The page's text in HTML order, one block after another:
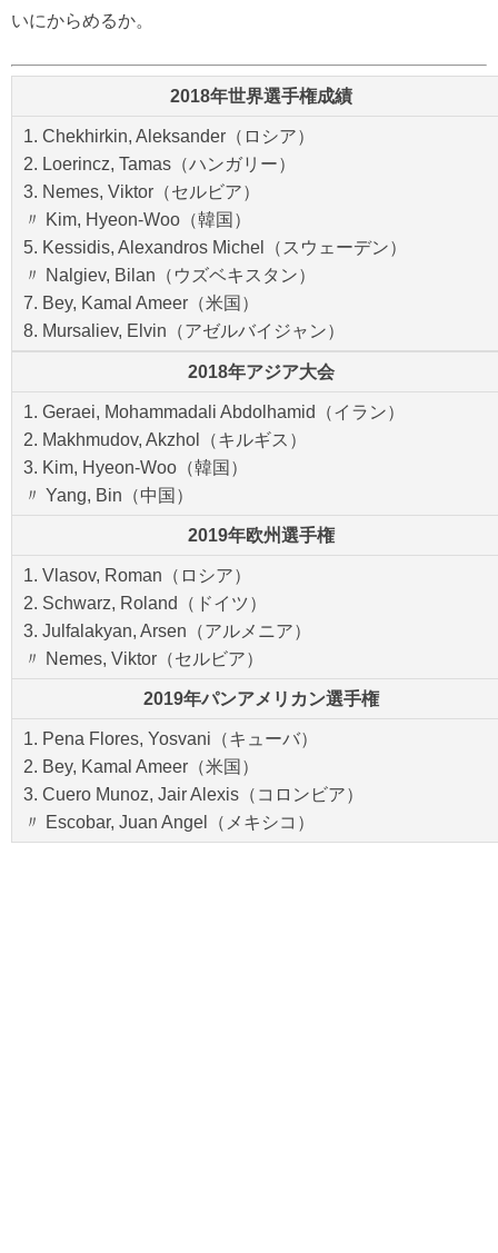
いにからめるか。
2018年世界選手権成績
1. Chekhirkin, Aleksander（ロシア）
2. Loerincz, Tamas（ハンガリー）
3. Nemes, Viktor（セルビア）
〃 Kim, Hyeon-Woo（韓国）
5. Kessidis, Alexandros Michel（スウェーデン）
〃 Nalgiev, Bilan（ウズベキスタン）
7. Bey, Kamal Ameer（米国）
8. Mursaliev, Elvin（アゼルバイジャン）
2018年アジア大会
1. Geraei, Mohammadali Abdolhamid（イラン）
2. Makhmudov, Akzhol（キルギス）
3. Kim, Hyeon-Woo（韓国）
〃 Yang, Bin（中国）
2019年欧州選手権
1. Vlasov, Roman（ロシア）
2. Schwarz, Roland（ドイツ）
3. Julfalakyan, Arsen（アルメニア）
〃 Nemes, Viktor（セルビア）
2019年パンアメリカン選手権
1. Pena Flores, Yosvani（キューバ）
2. Bey, Kamal Ameer（米国）
3. Cuero Munoz, Jair Alexis（コロンビア）
〃 Escobar, Juan Angel（メキシコ）